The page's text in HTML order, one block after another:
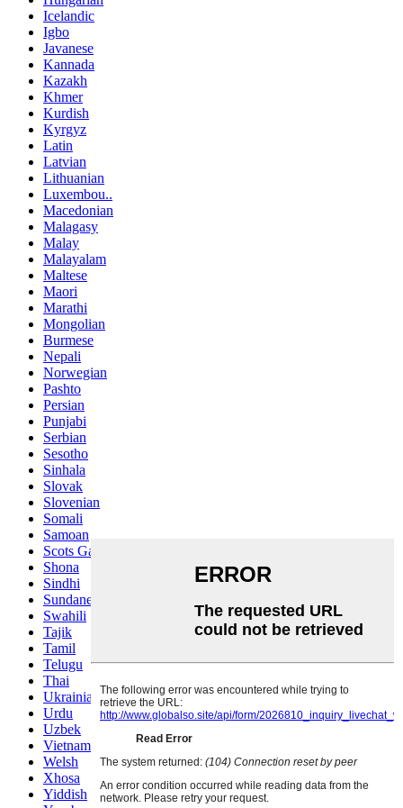
Icelandic
Igbo
Javanese
Kannada
Kazakh
Khmer
Kurdish
Kyrgyz
Latin
Latvian
Lithuanian
Luxembou..
Macedonian
Malagasy
Malay
Malayalam
Maltese
Maori
Marathi
Mongolian
Burmese
Nepali
Norwegian
Pashto
Persian
Punjabi
Serbian
Sesotho
Sinhala
Slovak
Slovenian
Somali
Samoan
Scots Gaelic
Shona
Sindhi
Sundanese
Swahili
Tajik
Tamil
Telugu
Thai
Ukrainian
Urdu
Uzbek
Vietnamese
Welsh
Xhosa
Yiddish